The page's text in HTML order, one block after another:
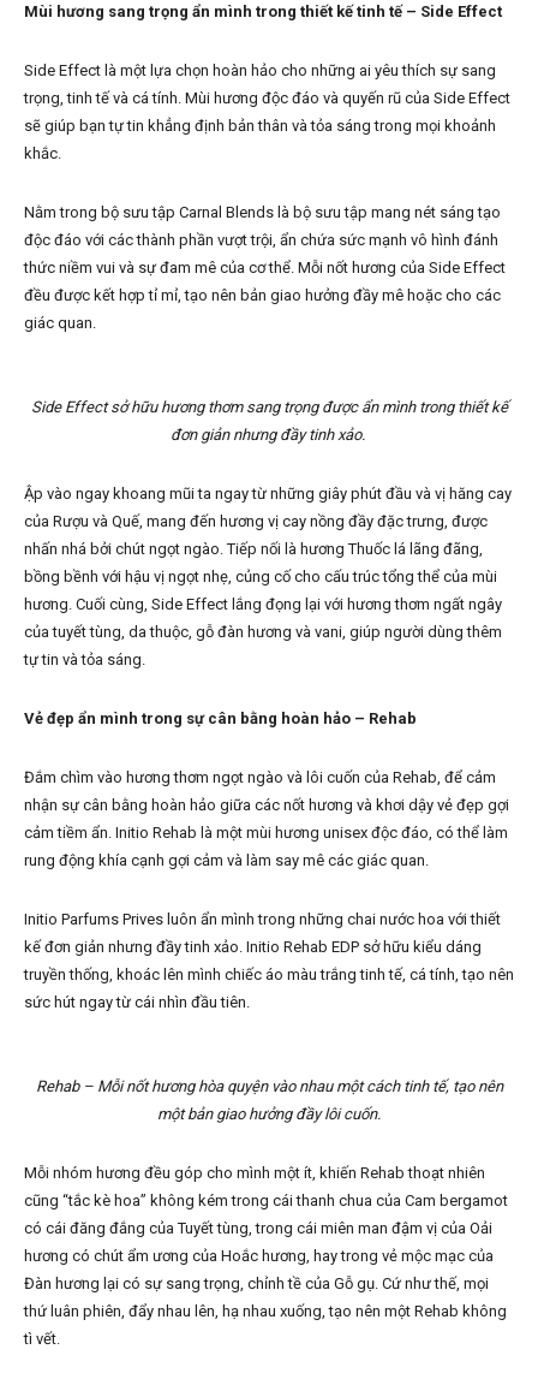
Mùi hương sang trọng ẩn mình trong thiết kế tinh tế – Side Effect
Side Effect là một lựa chọn hoàn hảo cho những ai yêu thích sự sang
trọng, tinh tế và cá tính. Mùi hương độc đáo và quyến rũ của Side Effect
sẽ giúp bạn tự tin khẳng định bản thân và tỏa sáng trong mọi khoảnh
khắc.
Nằm trong bộ sưu tập Carnal Blends là bộ sưu tập mang nét sáng tạo
độc đáo với các thành phần vượt trội, ẩn chứa sức mạnh vô hình đánh
thức niềm vui và sự đam mê của cơ thể. Mỗi nốt hương của Side Effect
đều được kết hợp tỉ mỉ, tạo nên bản giao hưởng đầy mê hoặc cho các
giác quan.
Side Effect sở hữu hương thơm sang trọng được ẩn mình trong thiết kế
đơn giản nhưng đầy tinh xảo.
Ập vào ngay khoang mũi ta ngay từ những giây phút đầu và vị hăng cay
của Rượu và Quế, mang đến hương vị cay nồng đầy đặc trưng, được
nhấn nhá bởi chút ngọt ngào. Tiếp nối là hương Thuốc lá lãng đãng,
bồng bềnh với hậu vị ngọt nhẹ, củng cố cho cấu trúc tổng thể của mùi
hương. Cuối cùng, Side Effect lắng đọng lại với hương thơm ngất ngây
của tuyết tùng, da thuộc, gỗ đàn hương và vani, giúp người dùng thêm
tự tin và tỏa sáng.
Vẻ đẹp ẩn mình trong sự cân bằng hoàn hảo – Rehab
Đắm chìm vào hương thơm ngọt ngào và lôi cuốn của Rehab, để cảm
nhận sự cân bằng hoàn hảo giữa các nốt hương và khơi dậy vẻ đẹp gợi
cảm tiềm ẩn. Initio Rehab là một mùi hương unisex độc đáo, có thể làm
rung động khía cạnh gợi cảm và làm say mê các giác quan.
Initio Parfums Prives luôn ẩn mình trong những chai nước hoa với thiết
kế đơn giản nhưng đầy tinh xảo. Initio Rehab EDP sở hữu kiểu dáng
truyền thống, khoác lên mình chiếc áo màu trắng tinh tế, cá tính, tạo nên
sức hút ngay từ cái nhìn đầu tiên.
Rehab – Mỗi nốt hương hòa quyện vào nhau một cách tinh tế, tạo nên
một bản giao hưởng đầy lôi cuốn.
Mỗi nhóm hương đều góp cho mình một ít, khiến Rehab thoạt nhiên
cũng “tắc kè hoa” không kém trong cái thanh chua của Cam bergamot
có cái đăng đắng của Tuyết tùng, trong cái miên man đậm vị của Oải
hương có chút ẩm ương của Hoắc hương, hay trong vẻ mộc mạc của
Đàn hương lại có sự sang trọng, chỉnh tề của Gỗ gụ. Cứ như thế, mọi
thứ luân phiên, đẩy nhau lên, hạ nhau xuống, tạo nên một Rehab không
tì vết.